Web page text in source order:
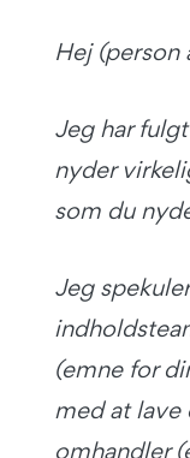
Hej (person
Jeg har
nyder
som du
Jeg
(emne for
med at lave
omhandler